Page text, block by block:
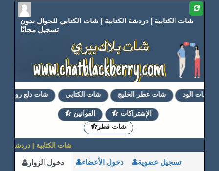
شات الكتابية | دردشة الكتابية | شات الكتابي للجوال بدون
تسجيل مجانًا
شات دلع روحي شات الكتابي شات عطر الخليج شات الود
القوانين
الإشتراكات
شات قطر
شات الكتابية | دردشة
دخول الزوار دخول الأعضاء تسجيل عضوية